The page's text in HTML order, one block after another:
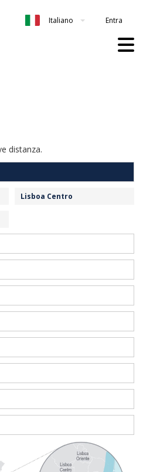
Italiano Entra
distanza.
Lisboa Centro